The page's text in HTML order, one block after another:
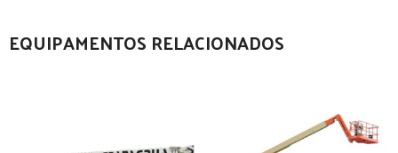
EQUIPAMENTOS RELACIONADOS